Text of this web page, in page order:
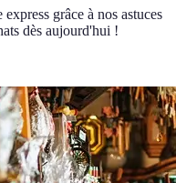
grâce à nos astuces
dès aujourd'hui !